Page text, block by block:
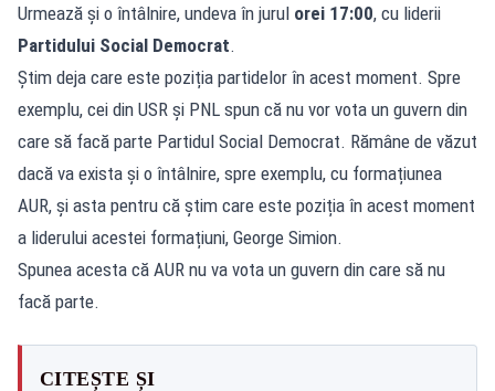
Urmează și o întâlnire, undeva în jurul orei 17:00, cu liderii
Partidului Social Democrat.
Știm deja care este poziția partidelor în acest moment. Spre
exemplu, cei din USR și PNL spun că nu vor vota un guvern din
care să facă parte Partidul Social Democrat. Rămâne de văzut
dacă va exista și o întâlnire, spre exemplu, cu formațiunea
AUR, și asta pentru că știm care este poziția în acest moment
a liderului acestei formațiuni, George Simion.
Spunea acesta că AUR nu va vota un guvern din care să nu
facă parte.
CITEȘTE ȘI